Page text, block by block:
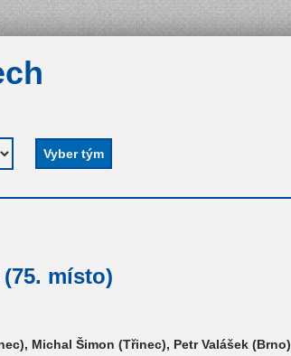
místo)
Michal Šimon (Třinec), Petr Valášek (Brno)